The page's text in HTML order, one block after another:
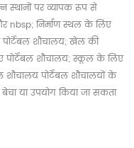
स्थानों पर व्यापक रूप से
nbsp; निर्माण स्थल के लिए
पोर्टेबल शौचालय; खेल की
पोर्टेबल शौचालय; स्कूल के लिए
शौचालय पोर्टेबल शौचालयों के
या उपयोग किया जा सकता